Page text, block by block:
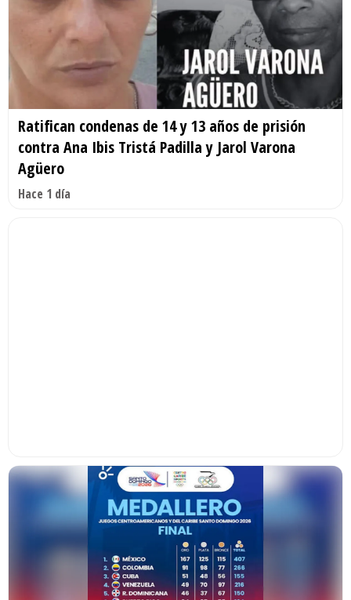
Ratifican condenas de 14 y 13 años de prisión
contra Ana Ibis Tristá Padilla y Jarol Varona
Agüero
Hace 1 día